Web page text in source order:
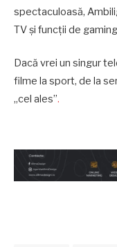
spectaculoasă,
TV și funcții de
Dacă vrei un singur
filme la sport, de la
„cel ales”.